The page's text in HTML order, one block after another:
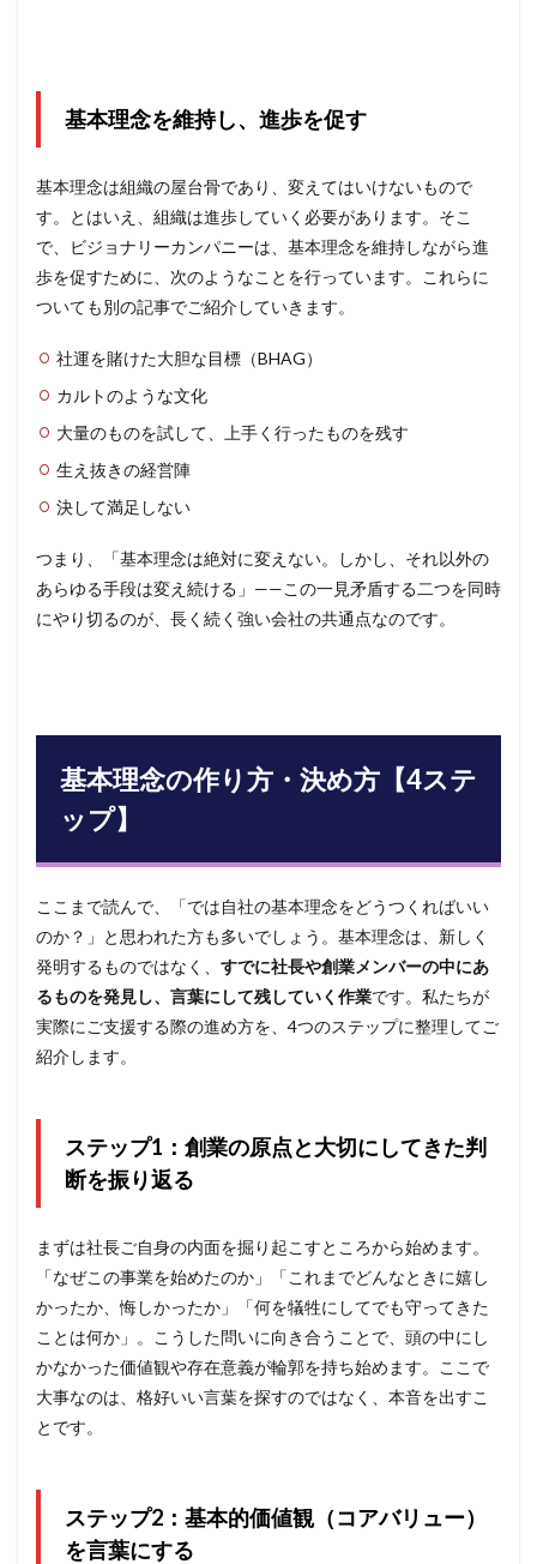
基本理念を維持し、進歩を促す
基本理念は組織の屋台骨であり、変えてはいけないもので
す。とはいえ、組織は進歩していく必要があります。そこ
で、ビジョナリーカンパニーは、基本理念を維持しながら進
歩を促すために、次のようなことを行っています。これらに
ついても別の記事でご紹介していきます。
社運を賭けた大胆な目標（BHAG）
カルトのような文化
大量のものを試して、上手く行ったものを残す
生え抜きの経営陣
決して満足しない
つまり、「基本理念は絶対に変えない。しかし、それ以外の
あらゆる手段は変え続ける」——この一見矛盾する二つを同時
にやり切るのが、長く続く強い会社の共通点なのです。
基本理念の作り方・決め方【4ステ
ップ】
ここまで読んで、「では自社の基本理念をどうつくればいい
のか？」と思われた方も多いでしょう。基本理念は、新しく
発明するものではなく、 すでに社長や創業メンバーの中にあ
るものを発見し、言葉にして残していく作業です。私たちが
実際にご支援する際の進め方を、4つのステップに整理してご
紹介します。
ステップ1：創業の原点と大切にしてきた判
断を振り返る
まずは社長ご自身の内面を掘り起こすところから始めます。
「なぜこの事業を始めたのか」「これまでどんなときに嬉し
かったか、悔しかったか」「何を犠牲にしてでも守ってきた
ことは何か」。こうした問いに向き合うことで、頭の中にし
かなかった価値観や存在意義が輪郭を持ち始めます。ここで
大事なのは、格好いい言葉を探すのではなく、本音を出すこ
とです。
ステップ2：基本的価値観（コアバリュー）
を言葉にする